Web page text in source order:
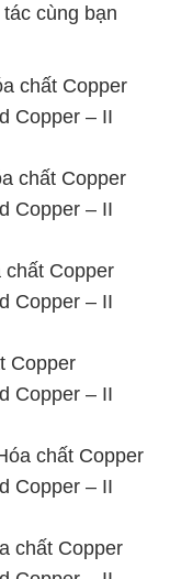
cùng bạn
chất Copper
Copper – II
chất Copper
Copper – II
Copper
Copper – II
Copper
Copper – II
chất Copper
Copper – II
chất Copper